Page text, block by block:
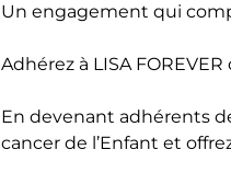
Un engagement qui
Adhérez à LISA
En devenant adhérents
cancer de l’Enfant et